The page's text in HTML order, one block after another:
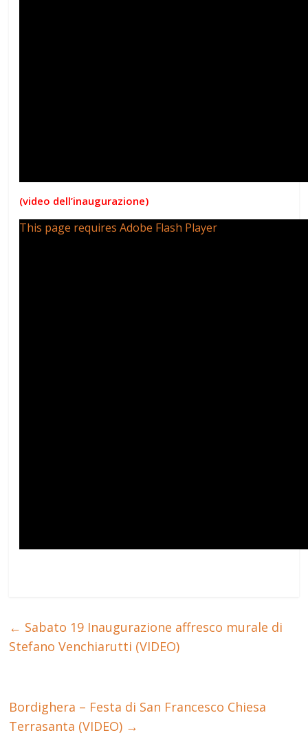
(video dell’inaugurazione)
This page requires Adobe Flash Player
← Sabato 19 Inaugurazione affresco murale di
Stefano Venchiarutti (VIDEO)
Bordighera – Festa di San Francesco Chiesa
Terrasanta (VIDEO) →